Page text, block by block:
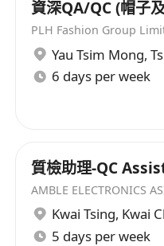
工作要求
须有香港本地食品
具有保健品行業品
熟悉保健食品註冊
深入了解多種保健
QC工具進行質量數
能夠使用普通話作
用粵語和英語進行
責任心強，具備良
資深QA/QC
PLH Fashion Group
Yau Tsim Mong,
6 days per week
質檢助理-QC
AMBLE ELECTRONICS
Kwai Tsing, Kwai
5 days per week